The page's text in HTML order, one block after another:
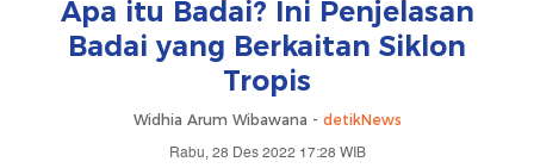
Apa itu Badai? Ini Penjelasan
Badai yang Berkaitan Siklon
Tropis
Widhia Arum Wibawana - detikNews
Rabu, 28 Des 2022 17:28 WIB